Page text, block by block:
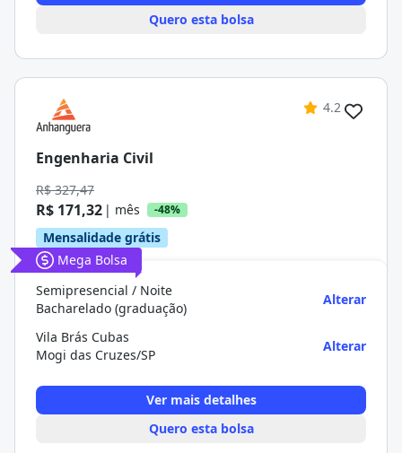
Quero esta bolsa
4.2
Engenharia Civil
R$ 327,47
R$ 171,32 | mês -48%
Mensalidade grátis
Mega Bolsa
Semipresencial / Noite
Bacharelado (graduação)
Alterar
Vila Brás Cubas
Mogi das Cruzes/SP
Alterar
Ver mais detalhes
Quero esta bolsa